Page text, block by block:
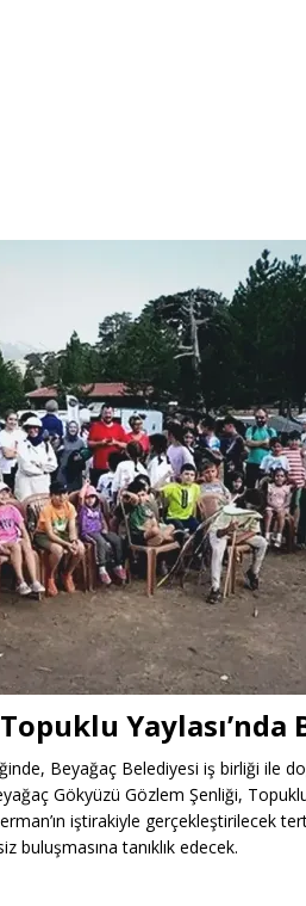
Beyağaç Belediyesi iş birliği ile
Gökyüzü Gözlem Şenliği, Topuklu
iştirakiyle gerçekleştirilecek
buluşmasına tanıklık edecek.